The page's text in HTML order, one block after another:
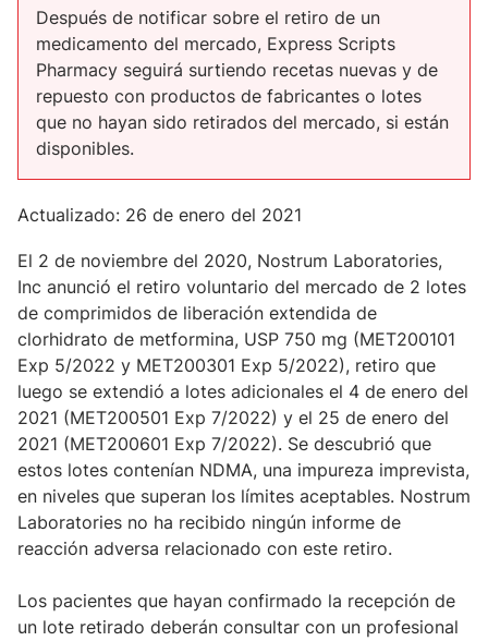
Después de notificar sobre el retiro de un
medicamento del mercado, Express Scripts
Pharmacy seguirá surtiendo recetas nuevas y de
repuesto con productos de fabricantes o lotes
que no hayan sido retirados del mercado, si están
disponibles.
Actualizado: 26 de enero del 2021
El 2 de noviembre del 2020, Nostrum Laboratories,
Inc anunció el retiro voluntario del mercado de 2 lotes
de comprimidos de liberación extendida de
clorhidrato de metformina, USP 750 mg (MET200101
Exp 5/2022 y MET200301 Exp 5/2022), retiro que
luego se extendió a lotes adicionales el 4 de enero del
2021 (MET200501 Exp 7/2022) y el 25 de enero del
2021 (MET200601 Exp 7/2022). Se descubrió que
estos lotes contenían NDMA, una impureza imprevista,
en niveles que superan los límites aceptables. Nostrum
Laboratories no ha recibido ningún informe de
reacción adversa relacionado con este retiro.
Los pacientes que hayan confirmado la recepción de
un lote retirado deberán consultar con un profesional